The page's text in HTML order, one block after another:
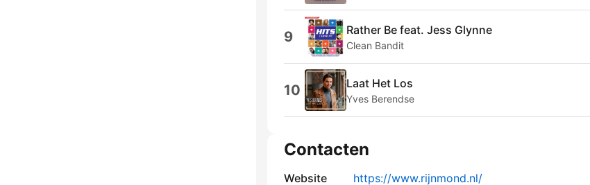
9 Rather Be feat. Jess Glynne
Clean Bandit
10 Laat Het Los
Yves Berendse
Contacten
Website
https://www.rijnmond.nl/